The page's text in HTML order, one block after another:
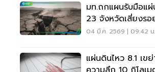
มท.ถกแผนรับมือแ
23 จังหวัดเสี่ยงร
พาดผ่าน
04 มี.ค. 2569 | 09:42 น.
แผ่นดินไหว 8.1 เข